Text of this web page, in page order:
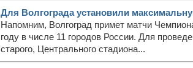
Для Волгограда установили
Напомним, Волгоград примет матчи
году в числе 11 городов России. Для
старого, Центрального стадиона...